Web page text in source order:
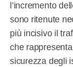
l’incremento
sono ritenute
più incisivo il
che
sicurezza degli